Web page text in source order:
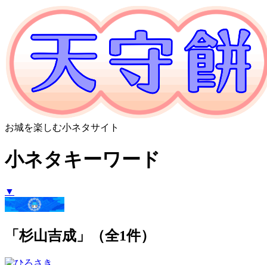
お城を楽しむ小ネタサイト
小ネタキーワード
▼
「杉山吉成」（全1件）